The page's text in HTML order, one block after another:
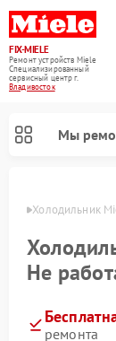
FIX-MIELE
Ремонт устройств Miele
Специализированный
cервисный центр г.
Владивосток
Мы
Холодильник
Не
ремонта